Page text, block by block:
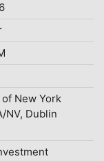
New York
NV, Dublin